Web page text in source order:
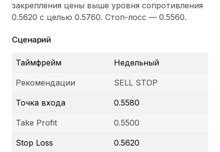
закрепления цены выше уровня сопротивления
0.5620 с целью 0.5760. Стоп-лосс — 0.5560.
Сценарий
Таймфрейм Недельный
Рекомендации SELL STOP
Точка входа 0.5580
Take Profit 0.5500
Stop Loss 0.5620